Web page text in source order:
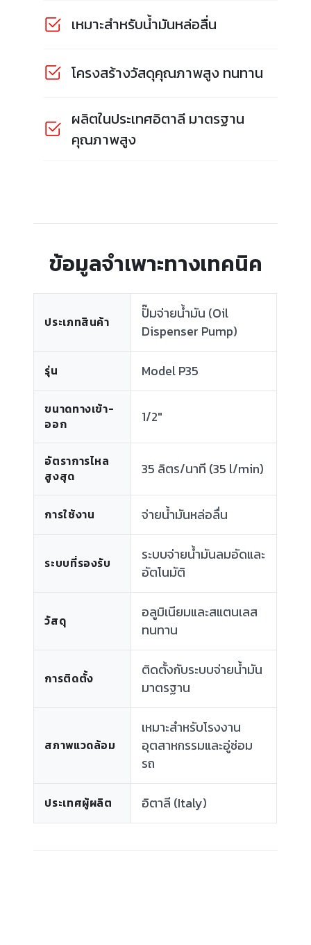
เหมาะสำหรับน้ำมันหล่อลื่น
โครงสร้างวัสดุคุณภาพสูง ทนทาน
ผลิตในประเทศอิตาลี มาตรฐาน
คุณภาพสูง
ข้อมูลจำเพาะทางเทคนิค
ประเภทสินค้า
ปั๊มจ่ายน้ำมัน (Oil
Dispenser Pump)
รุ่น Model P35
ขนาดทางเข้า-
ออก
1/2"
อัตราการไหล
สูงสุด
35 ลิตร/นาที (35 l/min)
การใช้งาน จ่ายน้ำมันหล่อลื่น
ระบบที่รองรับ
ระบบจ่ายน้ำมันลมอัดและ
อัตโนมัติ
วัสดุ
อลูมิเนียมและสแตนเลส
ทนทาน
การติดตั้ง
ติดตั้งกับระบบจ่ายน้ำมัน
มาตรฐาน
สภาพแวดล้อม
เหมาะสำหรับโรงงาน
อุตสาหกรรมและอู่ซ่อม
รถ
ประเทศผู้ผลิต อิตาลี (Italy)